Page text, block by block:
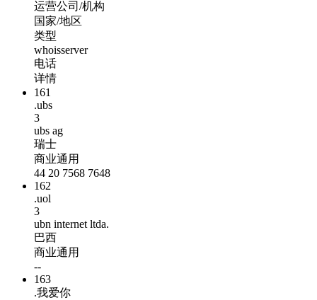
运营公司/机构
国家/地区
类型
whoisserver
电话
详情
161
.ubs
3
ubs ag
瑞士
商业通用
44 20 7568 7648
162
.uol
3
ubn internet ltda.
巴西
商业通用
--
163
.我爱你